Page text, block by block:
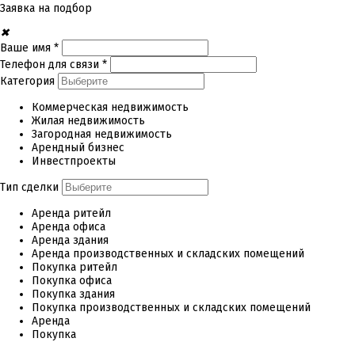
Заявка на подбор
✖
Ваше имя *
Телефон для связи *
Категория
Коммерческая недвижимость
Жилая недвижимость
Загородная недвижимость
Арендный бизнес
Инвестпроекты
Тип сделки
Аренда ритейл
Аренда офиса
Аренда здания
Аренда производственных и складских помещений
Покупка ритейл
Покупка офиса
Покупка здания
Покупка производственных и складских помещений
Аренда
Покупка